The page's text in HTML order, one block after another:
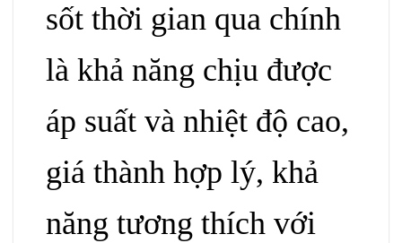
sốt thời gian qua chính
là khả năng chịu được
áp suất và nhiệt độ cao,
giá thành hợp lý, khả
năng tương thích với